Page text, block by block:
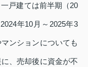
戸建ては前半期（20
年10月～2025年3
ンションについても
、売却後に資金が不